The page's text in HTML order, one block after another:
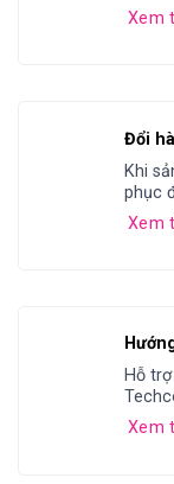
Xem
Đổi
Khi
phục
Xem
Hỗ
Xem